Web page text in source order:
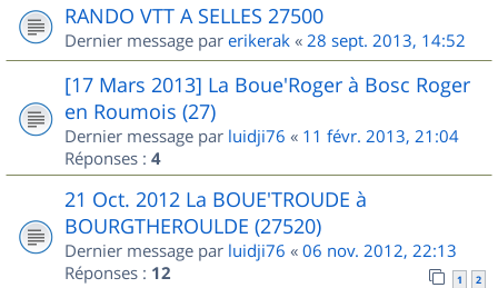
RANDO VTT A SELLES 27500
Dernier message par erikerak « 28 sept. 2013, 14:52
[17 Mars 2013] La Boue'Roger à Bosc Roger
en Roumois (27)
Dernier message par luidji76 « 11 févr. 2013, 21:04
Réponses : 4
21 Oct. 2012 La BOUE'TROUDE à
BOURGTHEROULDE (27520)
Dernier message par luidji76 « 06 nov. 2012, 22:13
Réponses : 12 1 2